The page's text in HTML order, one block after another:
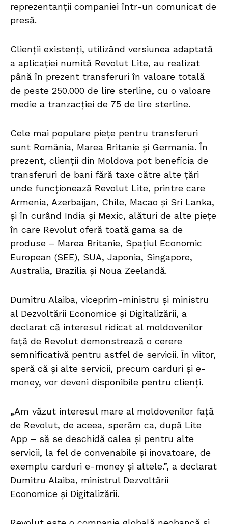
reprezentanții companiei într-un comunicat de
presă.
Clienții existenți, utilizând versiunea adaptată
a aplicației numită Revolut Lite, au realizat
până în prezent transferuri în valoare totală
de peste 250.000 de lire sterline, cu o valoare
medie a tranzacției de 75 de lire sterline.
Cele mai populare piețe pentru transferuri
sunt România, Marea Britanie și Germania. În
prezent, clienții din Moldova pot beneficia de
transferuri de bani fără taxe către alte țări
unde funcționează Revolut Lite, printre care
Armenia, Azerbaijan, Chile, Macao și Sri Lanka,
și în curând India și Mexic, alături de alte piețe
în care Revolut oferă toată gama sa de
produse – Marea Britanie, Spațiul Economic
European (SEE), SUA, Japonia, Singapore,
Australia, Brazilia și Noua Zeelandă.
Dumitru Alaiba, viceprim-ministru și ministru
al Dezvoltării Economice și Digitalizării, a
declarat că interesul ridicat al moldovenilor
față de Revolut demonstrează o cerere
semnificativă pentru astfel de servicii. În viitor,
speră că și alte servicii, precum carduri și e-
money, vor deveni disponibile pentru clienți.
„Am văzut interesul mare al moldovenilor față
de Revolut, de aceea, sperăm ca, după Lite
App – să se deschidă calea și pentru alte
servicii, la fel de convenabile și inovatoare, de
exemplu carduri e-money și altele.”, a declarat
Dumitru Alaiba, ministrul Dezvoltării
Economice și Digitalizării.